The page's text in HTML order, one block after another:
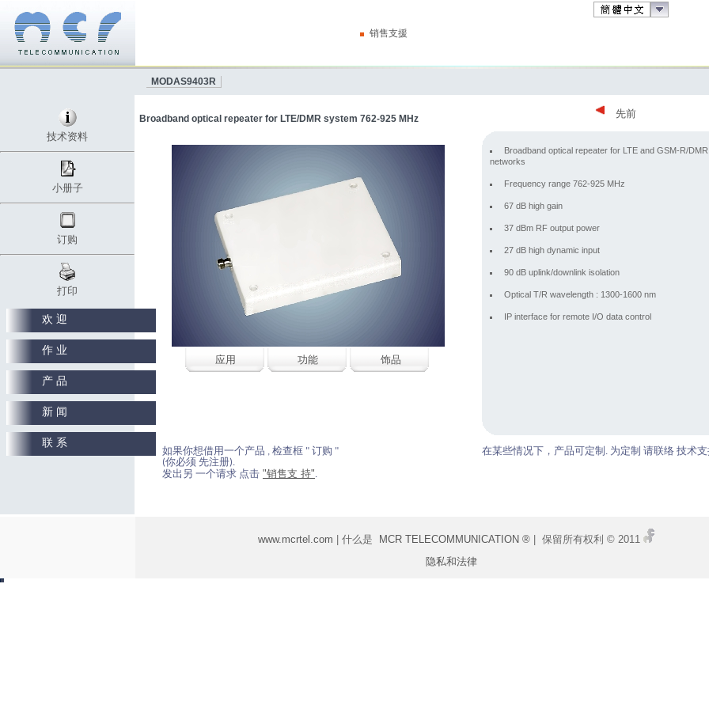
先前
技术资料
小册子
订购
打印
销售支援
MODAS9403R
Broadband optical repeater for LTE/DMR system 762-925 MHz
应用 功能 饰品
Broadband optical repeater for LTE and GSM-R/
networks
Frequency range 762-925 MHz
67 dB high gain
37 dBm RF output power
27 dB high dynamic input
90 dB uplink/downlink isolation
Optical T/R wavelength : 1300-1600 nm
IP interface for remote I/O data control
如果你想借用一个产品 , 检查框 " 订购 "
(你必须 先注册).
发出另 一个请求 点击 "销售支 持".
在某些情况下，产品可定制. 为定制 请联络 技术
www.mcrtel.com | 什么是 MCR TELECOMMUNICATION ® | 保留所有权利 © 2011
隐私和法律
欢 迎
作 业
产 品
新 闻
联 系